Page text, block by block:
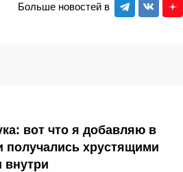
Больше новостей в
вот что я добавляю в
получались хрустящими